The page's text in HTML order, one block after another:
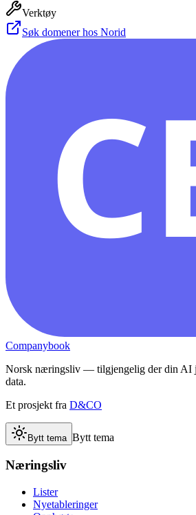
Verktøy
Søk domener hos Norid
Companybook
Norsk næringsliv — tilgjengelig der din AI
data.
Et prosjekt fra D&CO
Bytt tema Bytt tema
Næringsliv
Lister
Nyetableringer